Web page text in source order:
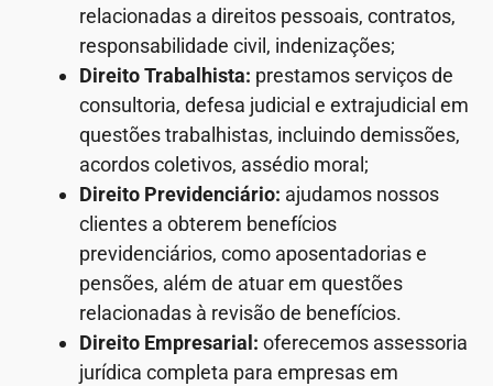
relacionadas a direitos pessoais, contratos,
responsabilidade civil, indenizações;
Direito Trabalhista: prestamos serviços de
consultoria, defesa judicial e extrajudicial em
questões trabalhistas, incluindo demissões,
acordos coletivos, assédio moral;
Direito Previdenciário: ajudamos nossos
clientes a obterem benefícios
previdenciários, como aposentadorias e
pensões, além de atuar em questões
relacionadas à revisão de benefícios.
Direito Empresarial: oferecemos assessoria
jurídica completa para empresas em